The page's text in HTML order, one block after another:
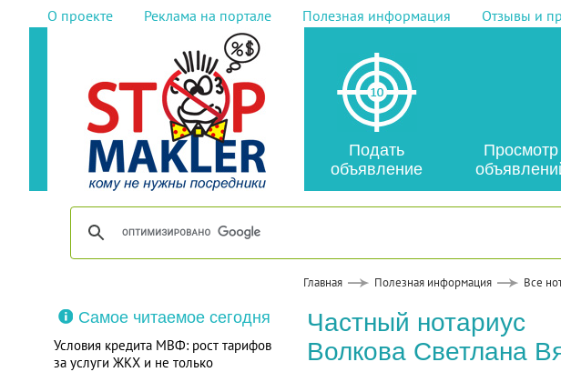
О проекте Реклама на портале Полезная информация Отзывы и
Подать
объявление
Просмотр
Главная Полезная информация Все
Самое читаемое сегодня
Условия кредита МВФ: рост тарифов
за услуги ЖКХ и не только
Частный нотариус
Волкова Светлана